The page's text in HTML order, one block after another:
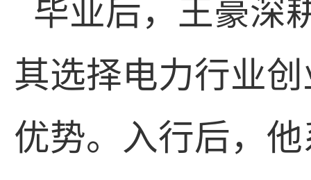
毕业后，王豪深
其选择电力行业
优势。入行后，